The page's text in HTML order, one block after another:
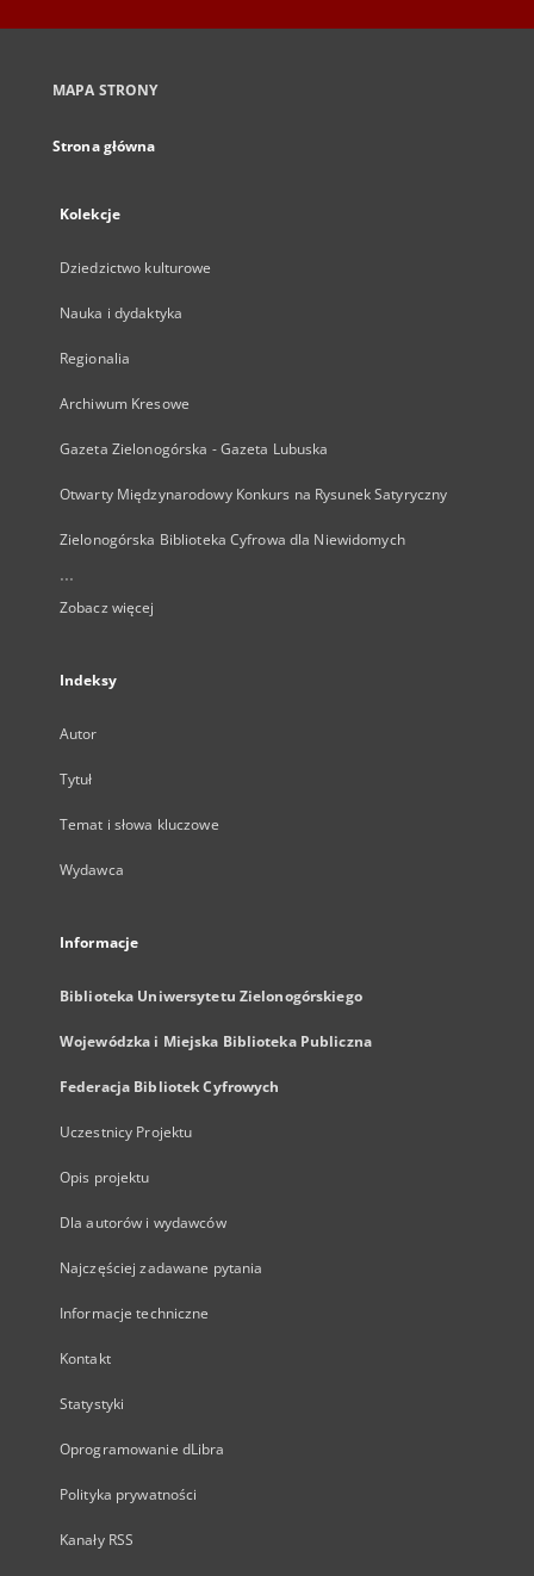
MAPA STRONY
Strona główna
Kolekcje
Dziedzictwo kulturowe
Nauka i dydaktyka
Regionalia
Archiwum Kresowe
Gazeta Zielonogórska - Gazeta Lubuska
Otwarty Międzynarodowy Konkurs na Rysunek Satyryczny
Zielonogórska Biblioteka Cyfrowa dla Niewidomych
...
Zobacz więcej
Indeksy
Autor
Tytuł
Temat i słowa kluczowe
Wydawca
Informacje
Biblioteka Uniwersytetu Zielonogórskiego
Wojewódzka i Miejska Biblioteka Publiczna
Federacja Bibliotek Cyfrowych
Uczestnicy Projektu
Opis projektu
Dla autorów i wydawców
Najczęściej zadawane pytania
Informacje techniczne
Kontakt
Statystyki
Oprogramowanie dLibra
Polityka prywatności
Kanały RSS